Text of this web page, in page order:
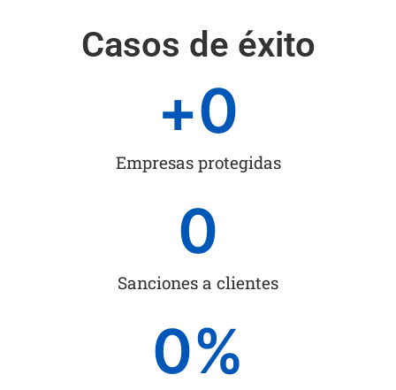
Casos de éxito
Empresas protegidas
+0
Sanciones a clientes
0
0%